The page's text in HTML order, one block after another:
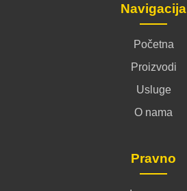
Navigacija
Početna
Proizvodi
Usluge
O nama
Pravno